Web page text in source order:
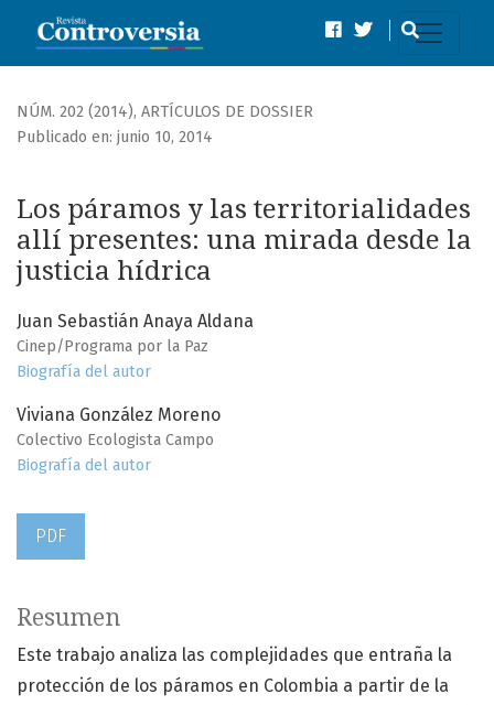
Los páramos y las territorialidades allí presentes: una
NÚM. 202 (2014), ARTÍCULOS DE DOSSIER
Los páramos y las territorialidades
allí presentes: una mirada desde la
justicia hídrica
Publicado en: junio 10, 2014
Juan Sebastián Anaya Aldana
Cinep/Programa por la Paz
Biografía del autor
Viviana González Moreno
Colectivo Ecologista Campo
Biografía del autor
PDF
Resumen
Este trabajo analiza las complejidades que entraña la
protección de los páramos en Colombia a partir de la